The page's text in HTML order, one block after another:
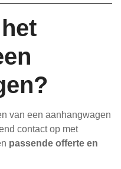
van een aanhangwagen
contact op met
passende offerte en